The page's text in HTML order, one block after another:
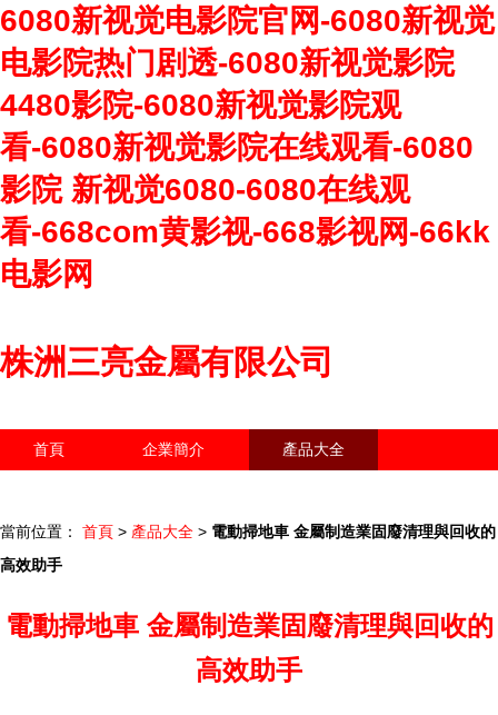
6080新视觉电影院官网-6080新视觉
电影院热门剧透-6080新视觉影院
4480影院-6080新视觉影院观
看-6080新视觉影院在线观看-6080
影院 新视觉6080-6080在线观
看-668com黄影视-668影视网-66kk
电影网
株洲三亮金屬有限公司
首頁 企業簡介 產品大全
當前位置： 首頁 > 產品大全 > 電動掃地車 金屬制造業固廢清理與回收的
高效助手
電動掃地車 金屬制造業固廢清理與回收的
高效助手